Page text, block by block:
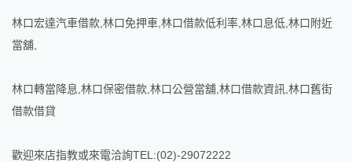
林口宏達汽車借款,林口免押車,林口借款低利率,林口息低,林口附近
當舖,
林口轉當降息,林口保密借款,林口公營當舖,林口借款資訊,林口舊街
借款借貸
歡迎來店指教或來電洽詢TEL:(02)-29072222